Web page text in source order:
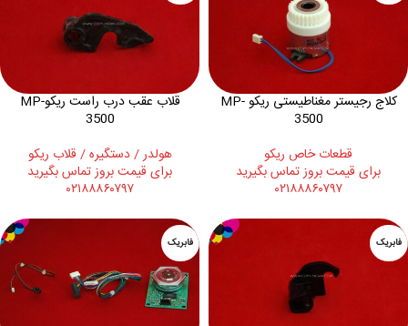
کلاج رجیستر مغناطیستی ریکو MP-
3500
قطعات خاص ریکو
برای قیمت بروز تماس بگیرید
۰۲۱۸۸۸۶۰۷۹۷
قلاب عقب درب راست ریکوMP-
3500
هولدر / دستگیره / قلاب ریکو
برای قیمت بروز تماس بگیرید
۰۲۱۸۸۸۶۰۷۹۷
فابریک فابریک